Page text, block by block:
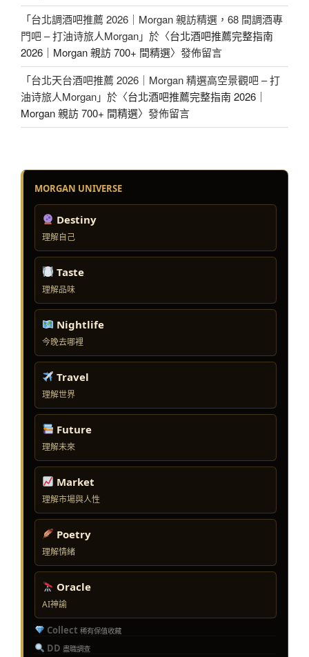
「台北調酒吧推薦 2026｜Morgan 親訪精選，68 間調酒專
門吧 – 打油诗旅人Morgan」於〈台北酒吧推薦完整指南
2026｜Morgan 親訪 700+ 間精選〉發佈留言
「台北天台酒吧推薦 2026｜Morgan 精選高空景觀吧 – 打
油诗旅人Morgan」於〈台北酒吧推薦完整指南 2026｜
Morgan 親訪 700+ 間精選〉發佈留言
MORGAN UNIVERSE
Destiny
理解自己
Taste
理解品味
Nightlife
今晚去哪裡
Travel
理解世界
Future
理解未來
Market
理解市場與人性
Poetry
理解情緒
Oracle
AI神諭
Collect 稀有保值收藏
DD 盡職調查